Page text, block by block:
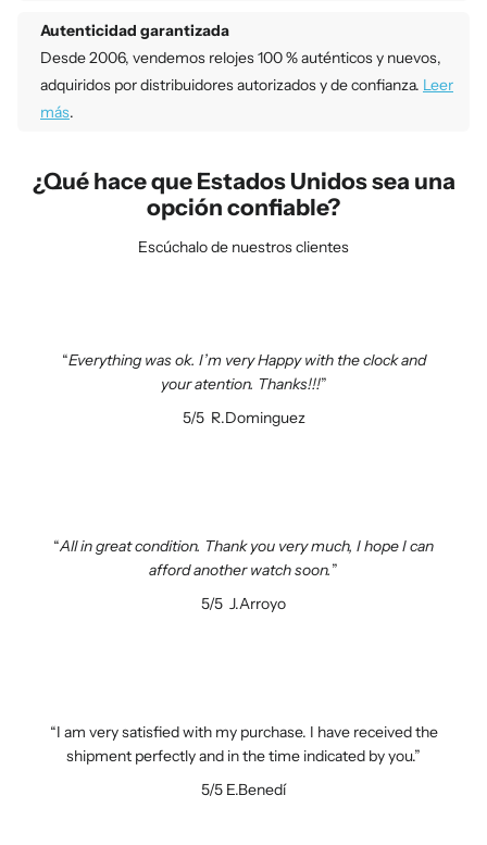
Autenticidad garantizada
Desde 2006, vendemos relojes 100 % auténticos y nuevos,
adquiridos por distribuidores autorizados y de confianza. Leer
más.
¿Qué hace que Estados Unidos sea una
opción confiable?
Escúchalo de nuestros clientes
Everything was ok. I’m very Happy with the clock and
your atention. Thanks!!!
5/5R.Dominguez
All in great condition. Thank you very much, I hope I can
afford another watch soon.
5/5 J.Arroyo
I am very satisfied with my purchase. I have received the
shipment perfectly and in the time indicated by you.
5/5 E.Benedí